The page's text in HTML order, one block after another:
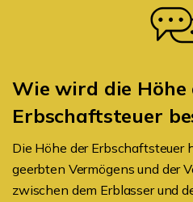
Wie wird die Höhe
Erbschaftsteuer
Die Höhe der Erbschaftsteuer
geerbten Vermögens und der
zwischen dem Erblasser und